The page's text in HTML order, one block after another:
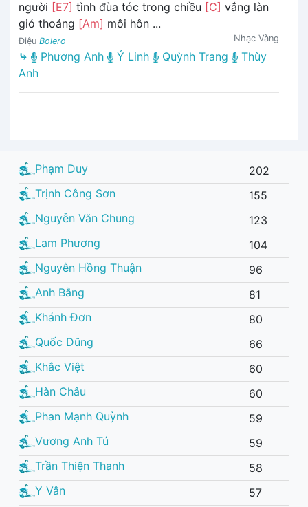
người [E7] tình đùa tóc trong chiều [C] vắng làn
gió thoáng [Am] môi hôn ...
Điệu Bolero Nhạc Vàng
⤷ Phương Anh Ý Linh Quỳnh Trang
Thùy
Anh
Phạm Duy
202
Trịnh Công Sơn
155
Nguyễn Văn Chung
123
Lam Phương
104
Nguyễn Hồng Thuận
96
Anh Bằng
81
Khánh Đơn
80
Quốc Dũng
66
Khắc Việt
60
Hàn Châu
60
Phan Mạnh Quỳnh
59
Vương Anh Tú
59
Trần Thiện Thanh
58
Y Vân
57